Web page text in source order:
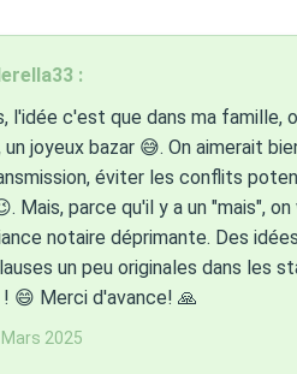
:
l'idée c'est que dans ma famille,
un joyeux bazar 😅. On aimerait
éviter les conflits
Mais, parce qu'il y a un "mais",
notaire déprimante. Des
un peu originales dans les
😄 Merci d'avance! 🙏
Mars 2025